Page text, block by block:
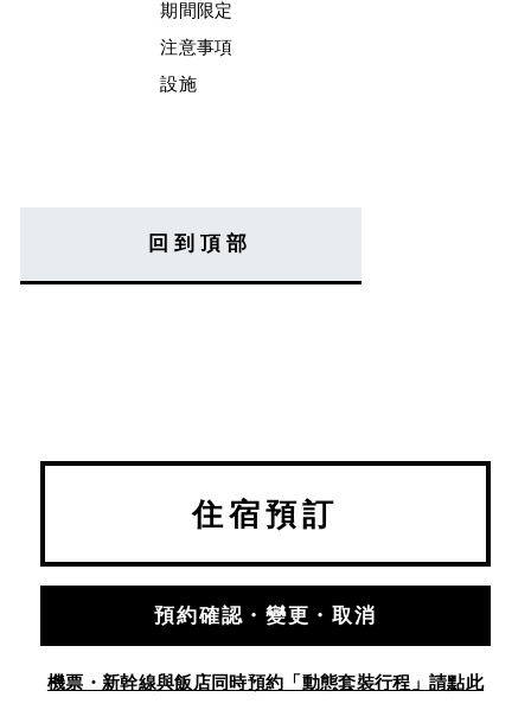
期間限定
注意事項
設施
回到頂部
住宿預訂
預約確認・變更・取消
機票・新幹線與飯店同時預約「動態套裝行程」請點此